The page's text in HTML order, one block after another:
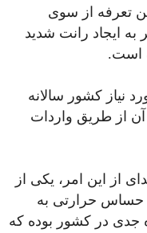
تعرفه از سوی
ایجاد رانت شدید
است.
نیاز کشور سالانه
که ۲۷۰ هزار تن آن از طریق واردات
از این امر، یکی از
حساس حرارتی به
جدی در کشور بوده که